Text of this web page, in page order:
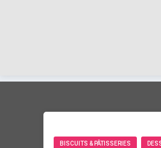
BISCUITS & PÂTISSERIES